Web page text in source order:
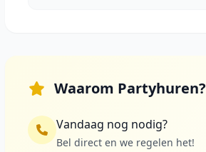
Waarom Partyhuren?
Vandaag nog nodig?
Bel direct en we regelen het!